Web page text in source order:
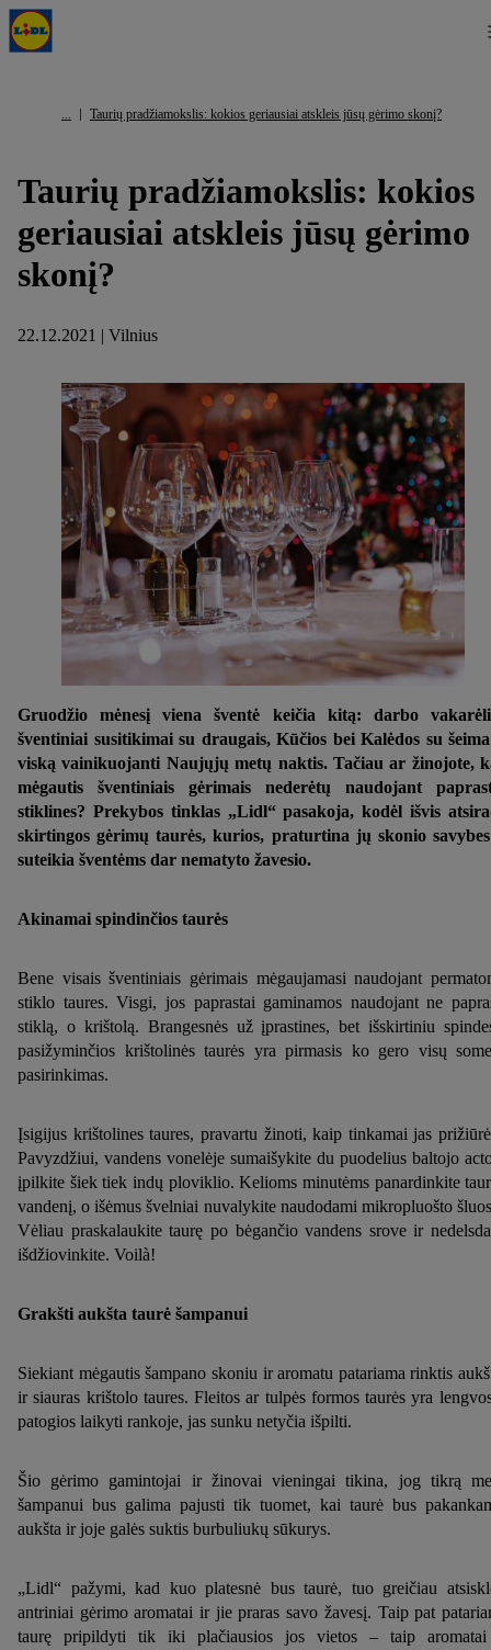
Taurių pradžiamokslis: kokios geriausiai atskleis jūsų gėrimo skonį?
Taurių pradžiamokslis: kokios
geriausiai atskleis jūsų gėrimo
skonį?
22.12.2021 | Vilnius
Gruodžio mėnesį viena šventė keičia kitą: darbo
šventiniai susitikimai su draugais, Kūčios bei Kalėdos su
viską vainikuojanti Naujųjų metų naktis. Tačiau ar žinojote,
mėgautis šventiniais gėrimais nederėtų naudojant
stiklines? Prekybos tinklas „Lidl“ pasakoja, kodėl išvis
skirtingos gėrimų taurės, kurios, praturtina jų skonio
suteikia šventėms dar nematyto žavesio.
Akinamai spindinčios taurės
Bene visais šventiniais gėrimais mėgaujamasi naudojant
stiklo taures. Visgi, jos paprastai gaminamos naudojant ne
stiklą, o krištolą. Brangesnės už įprastines, bet išskirtiniu
pasižyminčios krištolinės taurės yra pirmasis ko gero visų
pasirinkimas.
Įsigijus krištolines taures, pravartu žinoti, kaip tinkamai jas
Pavyzdžiui, vandens vonelėje sumaišykite du puodelius baltojo
įpilkite šiek tiek indų ploviklio. Kelioms minutėms panardinkite
vandenį, o išėmus švelniai nuvalykite naudodami mikropluošto
Vėliau praskalaukite taurę po bėgančio vandens srove ir
išdžiovinkite. Voilà!
Grakšti aukšta taurė šampanui
Siekiant mėgautis šampano skoniu ir aromatu patariama rinktis
ir siauras krištolo taures. Fleitos ar tulpės formos taurės yra
patogios laikyti rankoje, jas sunku netyčia išpilti.
Šio gėrimo gamintojai ir žinovai vieningai tikina, jog tikrą
šampanui bus galima pajusti tik tuomet, kai taurė bus
aukšta ir joje galės suktis burbuliukų sūkurys.
„Lidl“ pažymi, kad kuo platesnė bus taurė, tuo greičiau
antriniai gėrimo aromatai ir jie praras savo žavesį. Taip pat
taurę pripildyti tik iki plačiausios jos vietos – taip